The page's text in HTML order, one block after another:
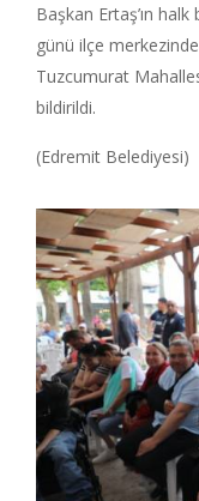
Başkan Ertaş’ın
günü ilçe
Tuzcumurat
bildirildi.
(Edremit Belediyesi)